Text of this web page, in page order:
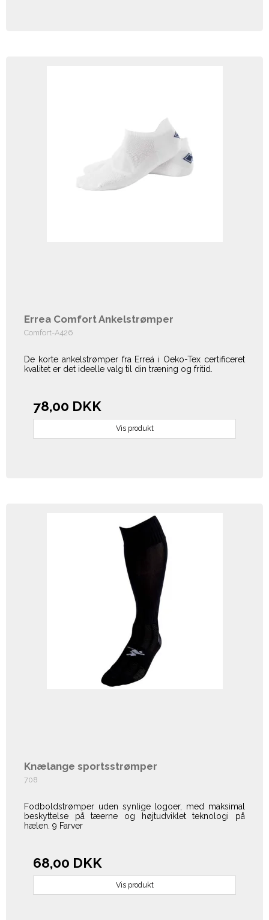
Errea Comfort Ankelstrømper
Comfort-A426
De korte ankelstrømper fra Erreá i Oeko-Tex certificeret
kvalitet er det ideelle valg til din træning og fritid.
78,00 DKK
Vis produkt
Knælange sportsstrømper
708
Fodboldstrømper uden synlige logoer, med maksimal
beskyttelse på tæerne og højtudviklet teknologi på
hælen. 9 Farver
68,00 DKK
Vis produkt